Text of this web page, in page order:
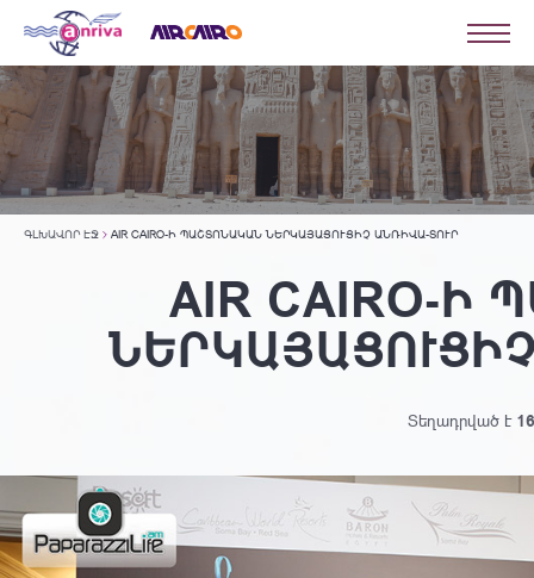
ԳԼԽԱՎՈՐ ԷՋ AIR CAIRO-Ի ՊԱՇՏՈՆԱԿԱՆ ՆԵՐԿԱՅԱՑՈՒՑԻՉ ԱՆՌԻՎԱ-ՏՈՒՐ
AIR CAIRO-Ի
Տեղադրված է